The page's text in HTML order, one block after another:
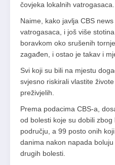
čovjeka lokalnih vatrogasaca.
Naime, kako javlja CBS
vatrogasaca, i još više
boravkom oko srušenih
zagađen, i ostao je takav i
Svi koji su bili na mjestu
svjesno riskirali vlastite
preživjelih.
Prema podacima CBS-a,
od bolesti koje su dobili
području, a 99 posto onih
danima nakon napada
drugih bolesti.